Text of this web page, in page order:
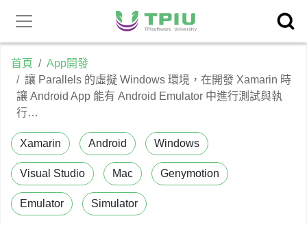
網
產品中心
首頁
App開發
讓 Parallels 的虛擬 Windows 環境，在開發 Xamarin 時
讓 Android App 能有 Android Emulator 中進行測試與執
行…
Xamarin Android Windows
Visual Studio Mac Genymotion
Emulator Simulator